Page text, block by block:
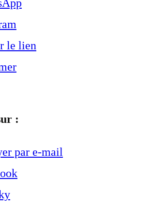
le lien
:
par e-mail